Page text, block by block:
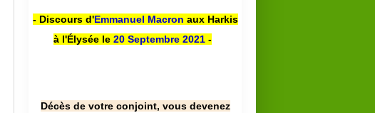
- Discours d'Emmanuel Macron aux Harkis
à l'Élysée le 20 Septembre 2021 -
Décès de votre conjoint, vous devenez